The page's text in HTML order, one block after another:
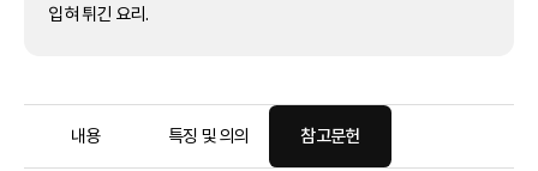
입혀 튀긴 요리.
내용 특징 및 의의 참고문헌